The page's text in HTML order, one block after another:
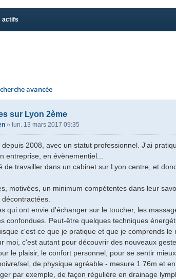
actifs
avancée
sur Lyon 2ème
»lun. 13 mars 2017 09:35
depuis 2008, avec un statut professionnel. J'ai
entreprise, en évènementiel...
de travailler dans un cabinet sur Lyon centre, et
motivées, un minimum compétentes dans leur
qui ont envie d'échanger sur le toucher, les
confondues. Peut-être quelques techniques
c'est ce que je pratique et que je comprends le
moi, c'est autant pour découvrir des nouveaux
le plaisir, le confort personnel, pour se sentir mieux.
sel, de physique agréable - mesure 1.76m et
par exemple, de façon régulière en drainage